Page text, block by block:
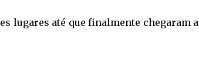
lugares até que finalmente chegaram a